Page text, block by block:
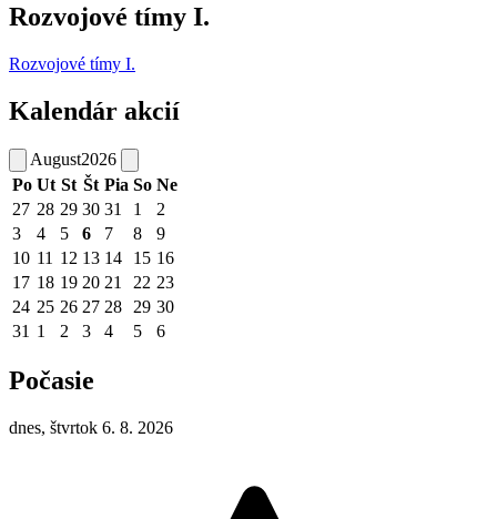
Rozvojové tímy I.
Rozvojové tímy I.
Kalendár akcií
August2026
Po Ut St Št Pia So Ne
27 28 29 30 31 1
2
3
4 5 6 7 8
9
10 11 12 13 14 15 16
17 18 19 20 21 22 23
24 25 26 27 28 29 30
31 1 2 3 4 5 6
Počasie
dnes, štvrtok 6. 8. 2026